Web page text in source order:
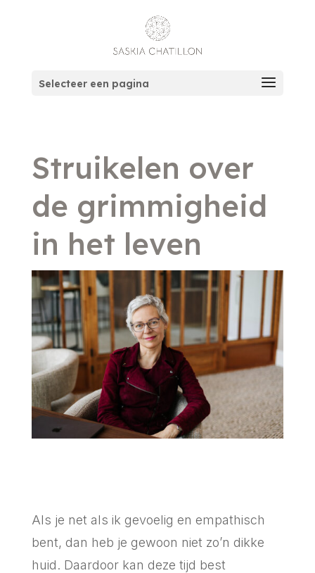
Selecteer een pagina
Struikelen over
de grimmigheid
in het leven
Als je net als ik gevoelig en empathisch
bent, dan heb je gewoon niet zo’n dikke
huid. Daardoor kan deze tijd best